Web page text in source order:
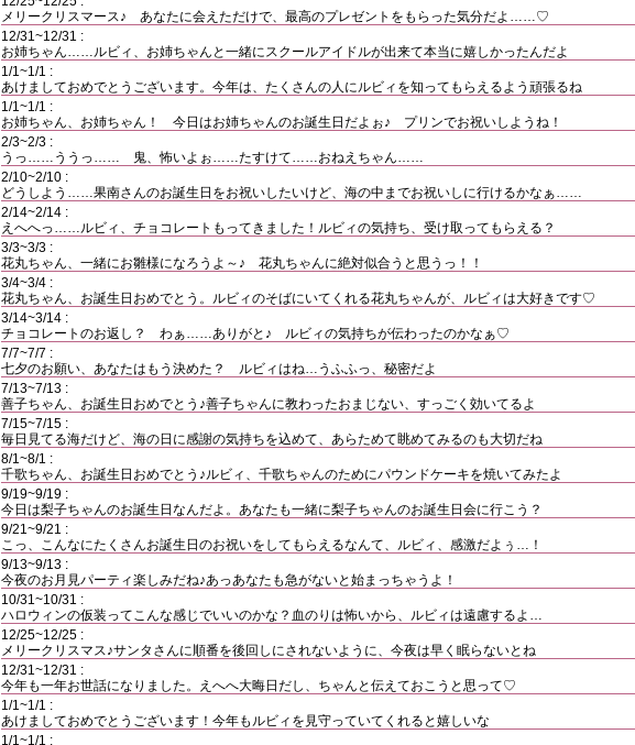
メリークリスマース♪ あなたに会えただけで、最高のプレゼントをもらった気分だよ……♡
12/31~12/31 :
お姉ちゃん……ルビィ、お姉ちゃんと一緒にスクールアイドルが出来て本当に嬉しかったんだよ
1/1~1/1 :
あけましておめでとうございます。今年は、たくさんの人にルビィを知ってもらえるよう頑張るね
1/1~1/1 :
お姉ちゃん、お姉ちゃん！ 今日はお姉ちゃんのお誕生日だよぉ♪ プリンでお祝いしようね！
2/3~2/3 :
うっ……ううっ…… 鬼、怖いよぉ……たすけて……おねえちゃん……
2/10~2/10 :
どうしよう……果南さんのお誕生日をお祝いしたいけど、海の中までお祝いしに行けるかなぁ……
2/14~2/14 :
えへへっ……ルビィ、チョコレートもってきました！ルビィの気持ち、受け取ってもらえる？
3/3~3/3 :
花丸ちゃん、一緒にお雛様になろうよ～♪ 花丸ちゃんに絶対似合うと思うっ！！
3/4~3/4 :
花丸ちゃん、お誕生日おめでとう。ルビィのそばにいてくれる花丸ちゃんが、ルビィは大好きです♡
3/14~3/14 :
チョコレートのお返し？ わぁ……ありがと♪ ルビィの気持ちが伝わったのかなぁ♡
7/7~7/7 :
七夕のお願い、あなたはもう決めた？ ルビィはね…うふふっ、秘密だよ
7/13~7/13 :
善子ちゃん、お誕生日おめでとう♪善子ちゃんに教わったおまじない、すっごく効いてるよ
7/15~7/15 :
毎日見てる海だけど、海の日に感謝の気持ちを込めて、あらためて眺めてみるのも大切だね
8/1~8/1 :
千歌ちゃん、お誕生日おめでとう♪ルビィ、千歌ちゃんのためにパウンドケーキを焼いてみたよ
9/19~9/19 :
今日は梨子ちゃんのお誕生日なんだよ。あなたも一緒に梨子ちゃんのお誕生日会に行こう？
9/21~9/21 :
こっ、こんなにたくさんお誕生日のお祝いをしてもらえるなんて、ルビィ、感激だよぅ…！
9/13~9/13 :
今夜のお月見パーティ楽しみだね♪あっあなたも急がないと始まっちゃうよ！
10/31~10/31 :
ハロウィンの仮装ってこんな感じでいいのかな？血のりは怖いから、ルビィは遠慮するよ…
12/25~12/25 :
メリークリスマス♪サンタさんに順番を後回しにされないように、今夜は早く眠らないとね
12/31~12/31 :
今年も一年お世話になりました。えへへ大晦日だし、ちゃんと伝えておこうと思って♡
1/1~1/1 :
あけましておめでとうございます！今年もルビィを見守っていてくれると嬉しいな
1/1~1/1 :